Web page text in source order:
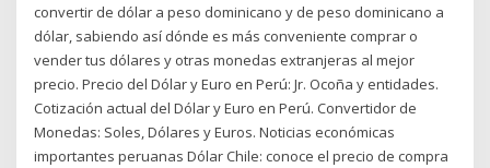
convertir de dólar a peso dominicano y de peso dominicano a
dólar, sabiendo así dónde es más conveniente comprar o
vender tus dólares y otras monedas extranjeras al mejor
precio. Precio del Dólar y Euro en Perú: Jr. Ocoña y entidades.
Cotización actual del Dólar y Euro en Perú. Convertidor de
Monedas: Soles, Dólares y Euros. Noticias económicas
importantes peruanas Dólar Chile: conoce el precio de compra